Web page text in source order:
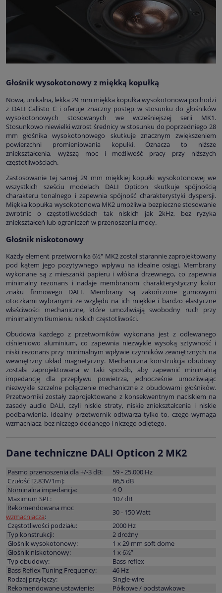
Głośnik wysokotonowy z miękką kopułką
Nowa, unikalna, lekka 29 mm miękka kopułka wysokotonowa pochodzi
z DALI Callisto C i oferuje znaczny postęp w stosunku do głośników
wysokotonowych stosowanych we wcześniejszej serii MK1.
Stosunkowo niewielki wzrost średnicy w stosunku do poprzedniego 28
mm głośnika wysokotonowego skutkuje znacznym zwiększeniem
powierzchni promieniowania kopułki. Oznacza to niższe
zniekształcenia, wyższą moc i możliwość pracy przy niższych
częstotliwościach.
Zastosowanie tej samej 29 mm miękkiej kopułki wysokotonowej we
wszystkich sześciu modelach DALI Opticon skutkuje spójnością
charakteru tonalnego i zapewnia spójność charakterystyki dyspersji.
Miękka kopułka wysokotonowa MK2 umożliwia bezpieczne stosowanie
zwrotnic o częstotliwościach tak niskich jak 2kHz, bez ryzyka
zniekształceń lub ograniczeń w przenoszeniu mocy.
Głośnik niskotonowy
Każdy element przetwornika 6½" MK2 został starannie zaprojektowany
pod kątem jego pozytywnego wpływu na idealne osiągi. Membrany
wykonane są z mieszanki papieru i włókna drzewnego, co zapewnia
minimalny rezonans i nadaje membranom charakterystyczny kolor
znaku firmowego DALI. Membrany są zakończone gumowymi
otoczkami wybranymi ze względu na ich miękkie i bardzo elastyczne
właściwości mechaniczne, które umożliwiają swobodny ruch przy
minimalnym tłumieniu niskich częstotliwości.
Obudowa każdego z przetworników wykonana jest z odlewanego
ciśnieniowo aluminium, co zapewnia niezwykle wysoką sztywność i
niski rezonans przy minimalnym wpływie czynników zewnętrznych na
wewnętrzny układ magnetyczny. Mechaniczna konstrukcja obudowy
została zaprojektowana w taki sposób, aby zapewnić minimalną
impedancję dla przepływu powietrza, jednocześnie umożliwiając
niezwykle szczelne połączenie mechaniczne z obudowami głośników.
Przetworniki zostały zaprojektowane z konsekwentnym naciskiem na
zasady audio DALI, czyli niskie straty, niskie zniekształcenia i niskie
podbarwienia. Idealny przetwornik odtwarza tylko to, czego wymaga
wzmacniacz, bez niczego dodanego i niczego odjętego.
Dane techniczne DALI Opticon 2 MK2
Pasmo przenoszenia dla +/-3 dB:
59 - 25.000 Hz
Czułość [2.83V/1m]:
86,5 dB
Nominalna impedancja:
4 Ω
Maximum SPL:
107 dB
Rekomendowana moc
wzmacniacza:
30 - 150 Watt
Częstotliwości podziału:
2000 Hz
Typ konstrukcji:
2 drożny
Głośnik wysokotonowy:
1 x 29 mm soft dome
Głośnik niskotonowy:
1 x 6½”
Typ obudowy:
Bass reflex
Bass Reflex Tuning Frequency:
46 Hz
Rodzaj przyłączy:
Single-wire
Rekomendowane ustawienie:
Półkowe / podstawkowe